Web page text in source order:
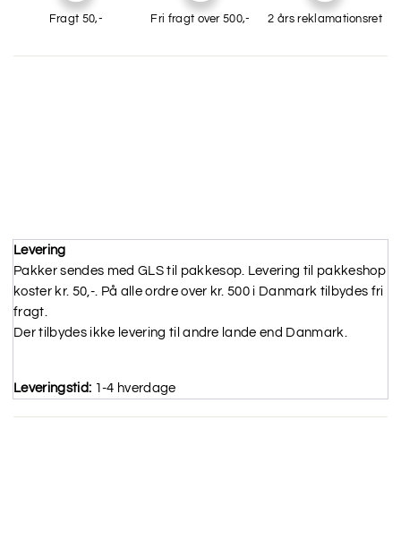
Fragt 50,- Fri fragt over 500,- 2 års reklamationsret
Levering
Pakker sendes med GLS til pakkesop. Levering til pakkeshop
koster kr. 50,-. På alle ordre over kr. 500 i Danmark tilbydes fri
fragt.
Der tilbydes ikke levering til andre lande end Danmark.
Leveringstid: 1-4 hverdage